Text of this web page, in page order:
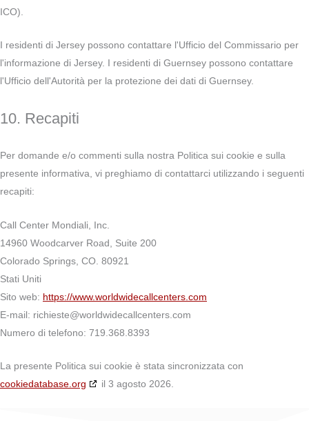
ICO).
I residenti di Jersey possono contattare l'Ufficio del Commissario per
l'informazione di Jersey. I residenti di Guernsey possono contattare
l'Ufficio dell'Autorità per la protezione dei dati di Guernsey.
10. Recapiti
Per domande e/o commenti sulla nostra Politica sui cookie e sulla
presente informativa, vi preghiamo di contattarci utilizzando i seguenti
recapiti:
Call Center Mondiali, Inc.
14960 Woodcarver Road, Suite 200
Colorado Springs, CO. 80921
Stati Uniti
Sito web: https://www.worldwidecallcenters.com
E-mail: richieste@worldwidecallcenters.com
Numero di telefono: 719.368.8393
La presente Politica sui cookie è stata sincronizzata con
cookiedatabase.org
il 3 agosto 2026.